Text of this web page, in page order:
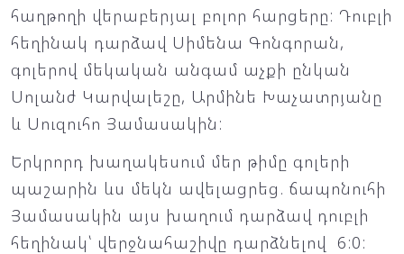
հաղթողի վերաբերյալ բոլոր հարցերը: Դուբլի
հեղինակ դարձավ Սիմենա Գոնգորան,
գոլերով մեկական անգամ աչքի ընկան
Սոլանժ Կարվալեշը, Արմինե Խաչատրյանը
և Սուզուհո Յամասակին:
Երկրորդ խաղակեսում մեր թիմը գոլերի
պաշարին ևս մեկն ավելացրեց. ճապոնուհի
Յամասակին այս խաղում դարձավ դուբլի
հեղինակ՝ վերջնահաշիվը դարձնելով 6:0: